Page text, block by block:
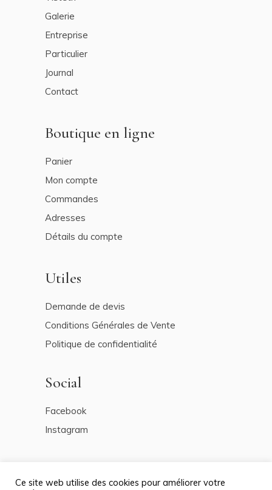
Galerie
Entreprise
Particulier
Journal
Contact
Boutique en ligne
Panier
Mon compte
Commandes
Adresses
Détails du compte
Utiles
Demande de devis
Conditions Générales de Vente
Politique de confidentialité
Social
Facebook
Instagram
Ce site web utilise des cookies pour améliorer votre